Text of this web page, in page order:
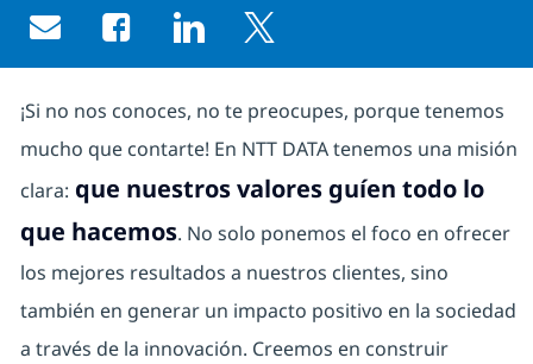
Share via email
Share via Facebook
Share via LinkedIn
Share via twitter
¡Si no nos conoces, no te preocupes, porque tenemos
mucho que contarte! En NTT DATA tenemos una misión
clara: que nuestros valores guíen todo lo
que hacemos. No solo ponemos el foco en ofrecer
los mejores resultados a nuestros clientes, sino
también en generar un impacto positivo en la sociedad
a través de la innovación. Creemos en construir